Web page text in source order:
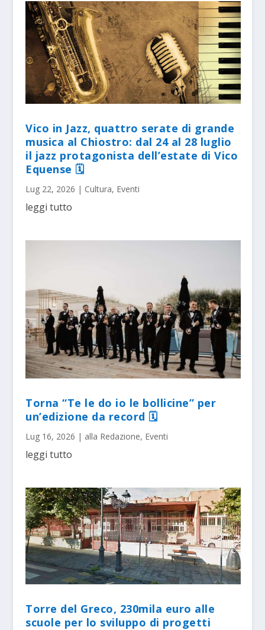
Vico in Jazz, quattro serate di grande
musica al Chiostro: dal 24 al 28 luglio
il jazz protagonista dell’estate di Vico
Equense 🗓
Lug 22, 2026 | Cultura, Eventi
leggi tutto
Torna “Te le do io le bollicine” per
un’edizione da record 🗓
Lug 16, 2026 | alla Redazione, Eventi
leggi tutto
Torre del Greco, 230mila euro alle
scuole per lo sviluppo di progetti